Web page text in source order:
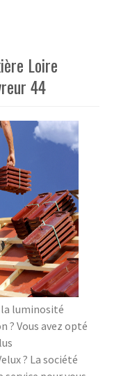
Loire
44
luminosité
? Vous avez opté
? La société